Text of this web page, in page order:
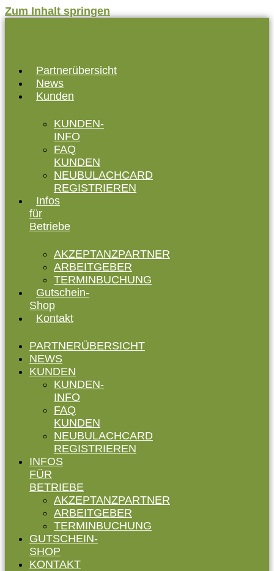
Zum Inhalt springen
Partnerübersicht
News
Kunden
KUNDEN-
INFO
FAQ
KUNDEN
NEUBULACHCARD
REGISTRIEREN
Infos
für
Betriebe
AKZEPTANZPARTNER
ARBEITGEBER
TERMINBUCHUNG
Gutschein-
Shop
Kontakt
PARTNERÜBERSICHT
NEWS
KUNDEN
KUNDEN-
INFO
FAQ
KUNDEN
NEUBULACHCARD
REGISTRIEREN
INFOS
FÜR
BETRIEBE
AKZEPTANZPARTNER
ARBEITGEBER
TERMINBUCHUNG
GUTSCHEIN-
SHOP
KONTAKT